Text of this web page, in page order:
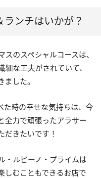
ンチはいかが？
のスペシャルコースは、
な工夫がされていて、
した。
た時の幸せな気持ちは、今
全力で頑張ったアラサー
だきたいです！
・ルピーノ・プライムは
しむこともできるお店で